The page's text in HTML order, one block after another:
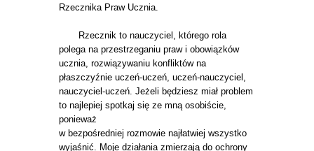
Rzecznika Praw Ucznia.
Rzecznik to nauczyciel, którego rola
polega na przestrzeganiu praw i obowiązków
ucznia, rozwiązywaniu konfliktów na
płaszczyźnie uczeń-uczeń, uczeń-nauczyciel,
nauczyciel-uczeń. Jeżeli będziesz miał problem
to najlepiej spotkaj się ze mną osobiście,
ponieważ
w bezpośredniej rozmowie najłatwiej wszystko
wyjaśnić. Moje działania zmierzają do ochrony